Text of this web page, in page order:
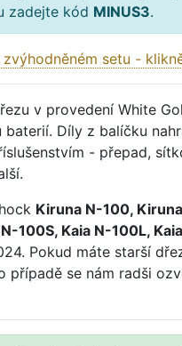
zadejte kód MINUS3.
setu -
v provedení White
Díly z balíčku
- přepad,
Kiruna N-100,
100S, Kaia N-100L,
Pokud máte starší
případě se nám radši